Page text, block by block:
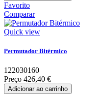
Favorito
Comparar
Quick view
Permutador Bitérmico
122030160
Preço 426,40 €
Adicionar ao carrinho